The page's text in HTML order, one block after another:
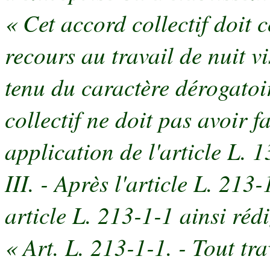
« Cet accord collectif doit
recours au travail de nuit
tenu du caractère
collectif ne doit pas avoir
application de l'article L.
III. - Après l'article L. 213-
article L. 213-1-1 ainsi
« Art. L. 213-1-1. - Tout